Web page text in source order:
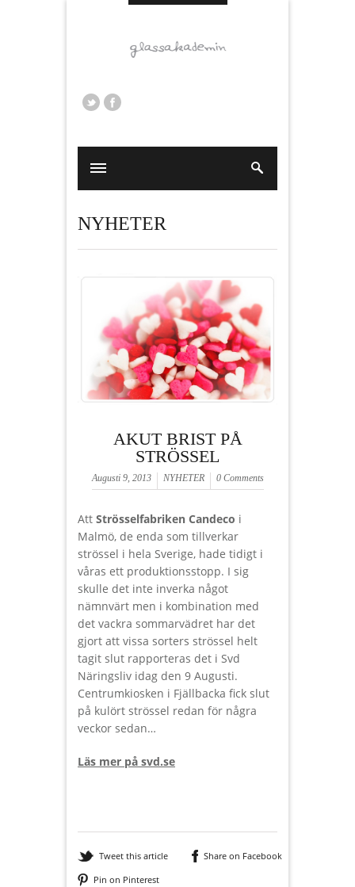
NYHETER
AKUT BRIST PÅ
STRÖSSEL
Augusti 9, 2013 NYHETER 0 Comments
Att Strösselfabriken Candeco i
Malmö, de enda som tillverkar
strössel i hela Sverige, hade tidigt i
våras ett produktionsstopp. I sig
skulle det inte inverka något
nämnvärt men i kombination med
det vackra sommarvädret har det
gjort att vissa sorters strössel helt
tagit slut rapporteras det i Svd
Näringsliv idag den 9 Augusti.
Centrumkiosken i Fjällbacka fick slut
på kulört strössel redan för några
veckor sedan…
Läs mer på svd.se
Tweet this article
Share on Facebook
Pin on Pinterest